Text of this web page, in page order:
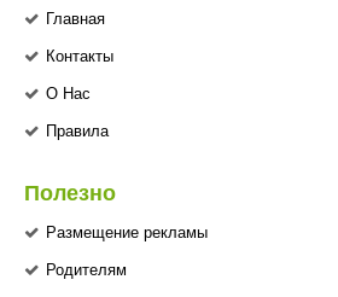
Главная
Контакты
О Нас
Правила
Полезно
Размещение рекламы
Родителям